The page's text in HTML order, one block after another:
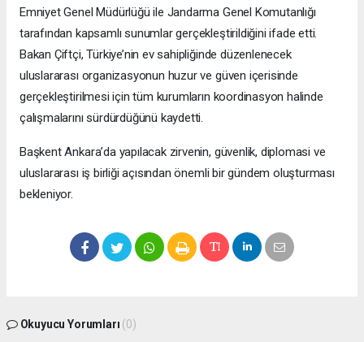
Emniyet Genel Müdürlüğü ile Jandarma Genel Komutanlığı
tarafından kapsamlı sunumlar gerçekleştirildiğini ifade etti.
Bakan Çiftçi, Türkiye’nin ev sahipliğinde düzenlenecek
uluslararası organizasyonun huzur ve güven içerisinde
gerçekleştirilmesi için tüm kurumların koordinasyon halinde
çalışmalarını sürdürdüğünü kaydetti.
Başkent Ankara’da yapılacak zirvenin, güvenlik, diplomasi ve
uluslararası iş birliği açısından önemli bir gündem oluşturması
bekleniyor.
Okuyucu Yorumları (0)